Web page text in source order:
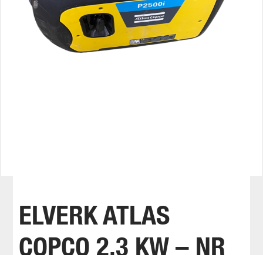
ELVERK ATLAS
COPCO 2,3 KW – NR